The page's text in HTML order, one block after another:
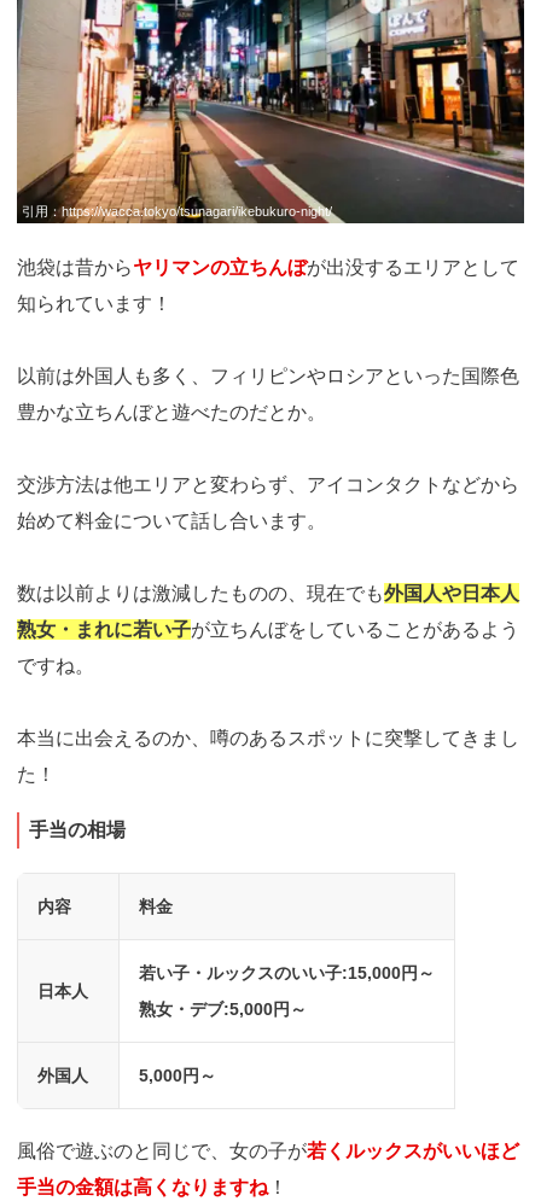
引用：https://wacca.tokyo/tsunagari/ikebukuro-night/
池袋は昔からヤリマンの立ちんぼが出没するエリアとして
知られています！
以前は外国人も多く、フィリピンやロシアといった国際色
豊かな立ちんぼと遊べたのだとか。
交渉方法は他エリアと変わらず、アイコンタクトなどから
始めて料金について話し合います。
数は以前よりは激減したものの、現在でも外国人や日本人
熟女・まれに若い子が立ちんぼをしていることがあるよう
ですね。
本当に出会えるのか、噂のあるスポットに突撃してきまし
た！
手当の相場
内容 料金
日本人
若い子・ルックスのいい子:15,000円～
熟女・デブ:5,000円～
外国人 5,000円～
風俗で遊ぶのと同じで、女の子が若くルックスがいいほど
手当の金額は高くなりますね ！